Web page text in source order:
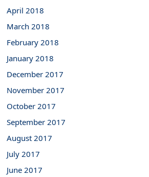
April 2018
March 2018
February 2018
January 2018
December 2017
November 2017
October 2017
September 2017
August 2017
July 2017
June 2017